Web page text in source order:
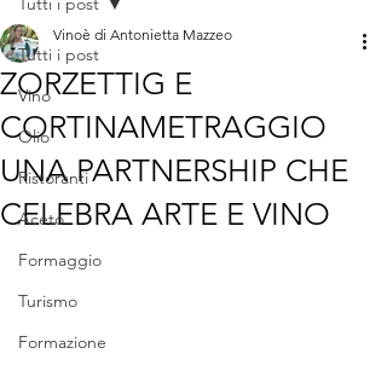
Tutti i post
Vino
Olio
Ristoranti
Aceto
Formaggio
Turismo
Formazione
ZORZETTIG E
CORTINAMETRAGGIO
UNA PARTNERSHIP CHE
CELEBRA ARTE E VINO
Vinoè di Antonietta Mazzeo